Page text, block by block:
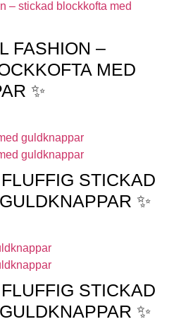
FASHION –
MED
✨
STICKAD
✨
STICKAD
✨